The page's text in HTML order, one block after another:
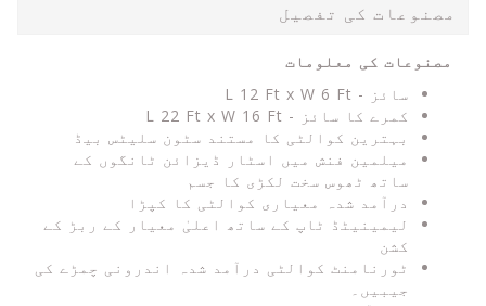
مصنوعات کی تفصیل
مصنوعات کی معلومات
سائز - L 12 Ft x W 6 Ft
کمرے کا سائز - L 22 Ft x W 16 Ft
بہترین کوالٹی کا مستند سٹون سلیٹس بیڈ
میلمین فنش میں اسٹار ڈیزائن ٹانگوں کے
ساتھ ٹھوس سخت لکڑی کا جسم
درآمد شدہ معیاری کوالٹی کا کپڑا
لیمینیٹڈ ٹاپ کے ساتھ اعلیٰ معیار کے ربڑ کے
کشن
ٹورنامنٹ کوالٹی درآمد شدہ اندرونی چمڑے کی
جیبیں۔